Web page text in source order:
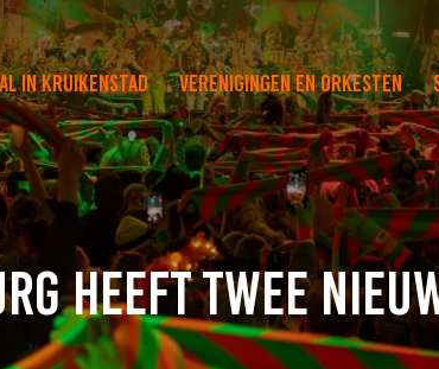
in Kruikenstad Verenigingen en orkesten
heeft twee